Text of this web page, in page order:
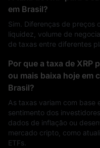
em Brasil?
Sim. Diferenças de preços
liquidez, volume de
de taxas entre diferentes
Por que a taxa de XRP
ou mais baixa hoje em
Brasil?
As taxas variam com base
sentimento dos
dados de inflação ou
mercado cripto, como
ETFs.